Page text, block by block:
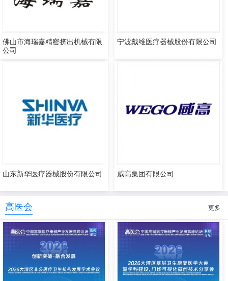
佛山市海瑞嘉精密挤出机械有限
公司
宁波戴维医疗器械股份有限公司
山东新华医疗器械股份有限公司 威高集团有限公司
高医会 更多